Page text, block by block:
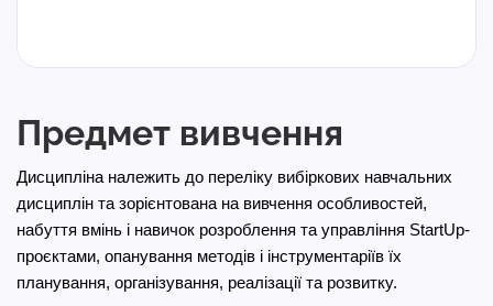
Предмет вивчення
Дисципліна належить до переліку вибіркових навчальних
дисциплін та зорієнтована на вивчення особливостей,
набуття вмінь і навичок розроблення та управління StartUp-
проєктами, опанування методів і інструментаріїв їх
планування, організування, реалізації та розвитку.